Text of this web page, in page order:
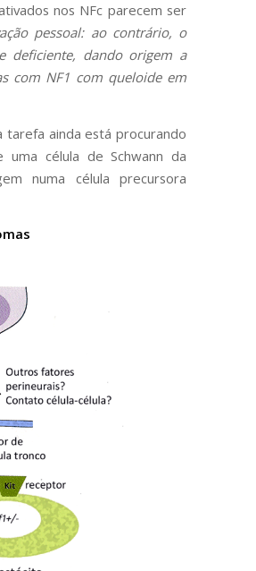
nos NFc parecem ser
pessoal: ao contrário, o
deficiente, dando origem a
com NF1 com queloide em
ainda está procurando
célula de Schwann da
numa célula precursora